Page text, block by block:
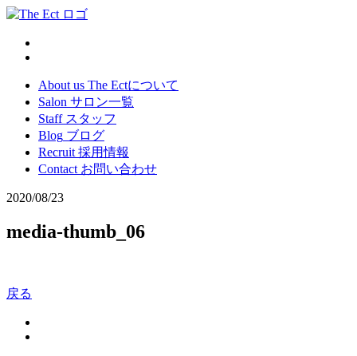
About us The Ectについて
Salon サロン一覧
Staff スタッフ
Blog ブログ
Recruit 採用情報
Contact お問い合わせ
2020/08/23
media-thumb_06
戻る